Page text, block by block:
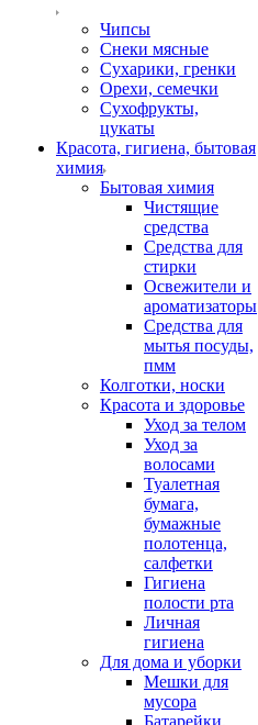
Чипсы
Снеки мясные
Сухарики, гренки
Орехи, семечки
Сухофрукты,
цукаты
Красота, гигиена, бытовая
химия
Бытовая химия
Чистящие
средства
Средства для
стирки
Освежители и
ароматизаторы
Средства для
мытья посуды,
пмм
Колготки, носки
Красота и здоровье
Уход за телом
Уход за
волосами
Туалетная
бумага,
бумажные
полотенца,
салфетки
Гигиена
полости рта
Личная
гигиена
Для дома и уборки
Мешки для
мусора
Батарейки,